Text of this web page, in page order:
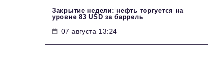
Закрытие недели: нефть торгуется на
уровне 83 USD за баррель
07 августа 13:24